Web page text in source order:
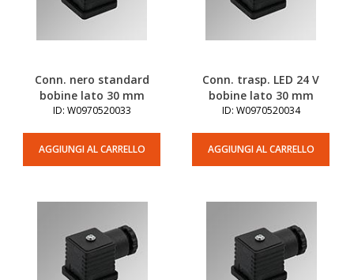
Conn. nero standard
bobine lato 30 mm
ID: W0970520033
AGGIUNGI AL CARRELLO
Conn. trasp. LED 24 V
bobine lato 30 mm
ID: W0970520034
AGGIUNGI AL CARRELLO